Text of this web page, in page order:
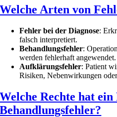
Welche Arten von
Fehler bei der Diagnose:
falsch interpretiert.
Behandlungsfehler:
werden fehlerhaft angewendet.
Aufklärungsfehler: Patient
Risiken, Nebenwirkungen
Welche Rechte hat
Behandlungsfehler?